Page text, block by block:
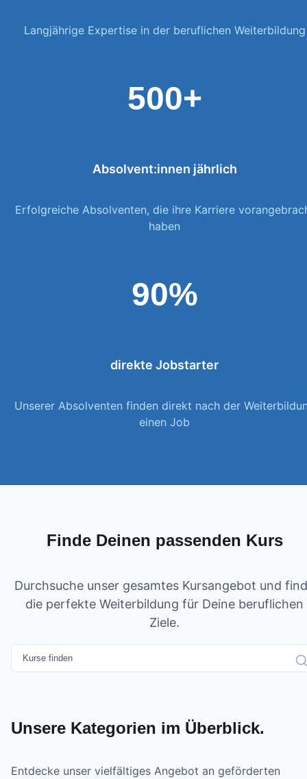
Langjährige Expertise in der beruflichen Weiterbildung
500+
Absolvent:innen jährlich
Erfolgreiche Absolventen, die ihre Karriere
haben
90%
direkte Jobstarter
Unserer Absolventen finden direkt nach der
einen Job
Finde Deinen passenden Kurs
Durchsuche unser gesamtes Kursangebot und
die perfekte Weiterbildung für Deine beruflichen
Ziele.
Unsere Kategorien im Überblick.
Entdecke unser vielfältiges Angebot an geförderten